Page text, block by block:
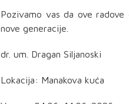
Pozivamo vas da ove
nove generacije.
dr. um. Dragan Siljanoski
Lokacija: Manakova kuća